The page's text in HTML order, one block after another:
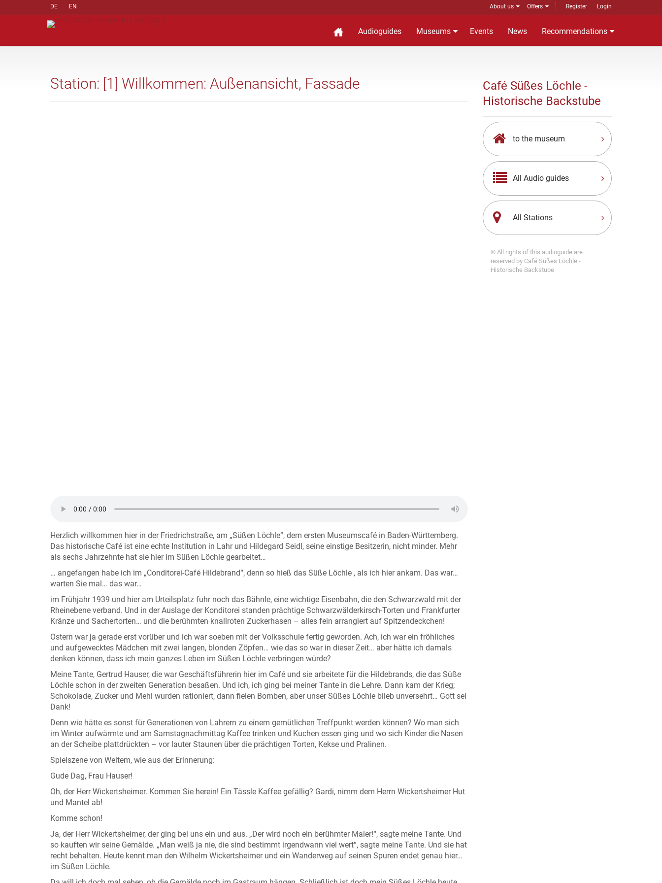
DE EN About us Offers Register Login
Audioguides Museums Events News Recommendations
Station: [1] Willkommen: Außenansicht, Fassade
Herzlich willkommen hier in der Friedrichstraße, am „Süßen Löchle“, dem ersten Museumscafé in Baden-Württemberg.
Das historische Café ist eine echte Institution in Lahr und Hildegard Seidl, seine einstige Besitzerin, nicht minder. Mehr
als sechs Jahrzehnte hat sie hier im Süßen Löchle gearbeitet…
… angefangen habe ich im „Conditorei-Café Hildebrand“, denn so hieß das Süße Löchle , als ich hier ankam. Das war…
warten Sie mal… das war…
im Frühjahr 1939 und hier am Urteilsplatz fuhr noch das Bähnle, eine wichtige Eisenbahn, die den Schwarzwald mit der
Rheinebene verband. Und in der Auslage der Konditorei standen prächtige Schwarzwälderkirsch-Torten und Frankfurter
Kränze und Sachertorten… und die berühmten knallroten Zuckerhasen – alles fein arrangiert auf Spitzendeckchen!
Ostern war ja gerade erst vorüber und ich war soeben mit der Volksschule fertig geworden. Ach, ich war ein fröhliches
und aufgewecktes Mädchen mit zwei langen, blonden Zöpfen… wie das so war in dieser Zeit… aber hätte ich damals
denken können, dass ich mein ganzes Leben im Süßen Löchle verbringen würde?
Meine Tante, Gertrud Hauser, die war Geschäftsführerin hier im Café und sie arbeitete für die Hildebrands, die das Süße
Löchle schon in der zweiten Generation besaßen. Und ich, ich ging bei meiner Tante in die Lehre. Dann kam der Krieg;
Schokolade, Zucker und Mehl wurden rationiert, dann fielen Bomben, aber unser Süßes Löchle blieb unversehrt… Gott sei
Dank!
Denn wie hätte es sonst für Generationen von Lahrern zu einem gemütlichen Treffpunkt werden können? Wo man sich
im Winter aufwärmte und am Samstagnachmittag Kaffee trinken und Kuchen essen ging und wo sich Kinder die Nasen
an der Scheibe plattdrückten – vor lauter Staunen über die prächtigen Torten, Kekse und Pralinen.
Spielszene von Weitem, wie aus der Erinnerung:
Gude Dag, Frau Hauser!
Oh, der Herr Wickertsheimer. Kommen Sie herein! Ein Tässle Kaffee gefällig? Gardi, nimm dem Herrn Wickertsheimer Hut
und Mantel ab!
Komme schon!
Ja, der Herr Wickertsheimer, der ging bei uns ein und aus. „Der wird noch ein berühmter Maler!“, sagte meine Tante. Und
so kauften wir seine Gemälde. „Man weiß ja nie, die sind bestimmt irgendwann viel wert“, sagte meine Tante. Und sie hat
recht behalten. Heute kennt man den Wilhelm Wickertsheimer und ein Wanderweg auf seinen Spuren endet genau hier…
im Süßen Löchle.
Café Süßes Löchle -
Historische Backstube
to the museum
All Audio guides
All Stations
© All rights of this audioguide are
reserved by Café Süßes Löchle -
Historische Backstube